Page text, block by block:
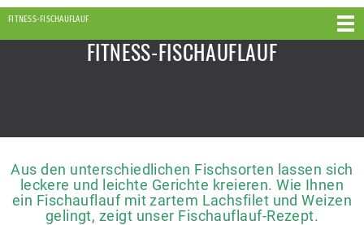
FITNESS-FISCHAUFLAUF
FITNESS-FISCHAUFLAUF
Aus den unterschiedlichen Fischsorten lassen sich
leckere und leichte Gerichte kreieren. Wie Ihnen
ein Fischauflauf mit zartem Lachsfilet und Weizen
gelingt, zeigt unser Fischauflauf-Rezept.